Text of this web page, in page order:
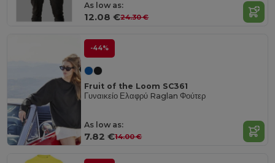
As low as:
12.08 €24.30 €
-44%
Fruit of the Loom SC361
Γυναικείο Ελαφρύ Raglan Φούτερ
As low as:
7.82 €14.00 €